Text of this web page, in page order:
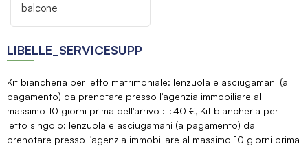
balcone
LIBELLE_SERVICESUPP
Kit biancheria per letto matrimoniale: lenzuola e asciugamani (a
pagamento) da prenotare presso l'agenzia immobiliare al
massimo 10 giorni prima dell'arrivo :
40 € Kit biancheria per
letto singolo: lenzuola e asciugamani (a pagamento) da
prenotare presso l'agenzia immobiliare al massimo 10 giorni prima